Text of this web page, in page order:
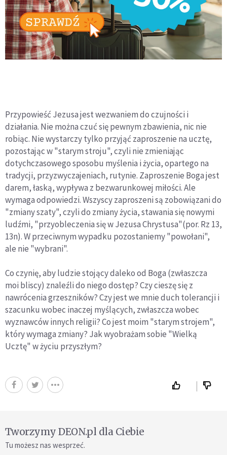
Przypowieść Jezusa jest wezwaniem do czujności i
działania. Nie można czuć się pewnym zbawienia, nic nie
robiąc. Nie wystarczy tylko przyjąć zaproszenie na ucztę,
pozostając w "starym stroju", czyli nie zmieniając
dotychczasowego sposobu myślenia i życia, opartego na
tradycji, przyzwyczajeniach, rutynie. Zaproszenie Boga jest
darem, łaską, wypływa z bezwarunkowej miłości. Ale
wymaga odpowiedzi. Wszyscy zaproszeni są zobowiązani do
"zmiany szaty", czyli do zmiany życia, stawania się nowymi
ludźmi, "przyobleczenia się w Jezusa Chrystusa"(por. Rz 13,
13n). W przeciwnym wypadku pozostaniemy "powołani",
ale nie "wybrani".
Co czynię, aby ludzie stojący daleko od Boga (zwłaszcza
moi bliscy) znaleźli do niego dostęp? Czy cieszę się z
nawrócenia grzeszników? Czy jest we mnie duch tolerancji i
szacunku wobec inaczej myślących, zwłaszcza wobec
wyznawców innych religii? Co jest moim "starym strojem",
który wymaga zmiany? Jak wyobrażam sobie "Wielką
Ucztę" w życiu przyszłym?
Tworzymy DEON.pl dla Ciebie
Tu możesz nas wesprzeć.